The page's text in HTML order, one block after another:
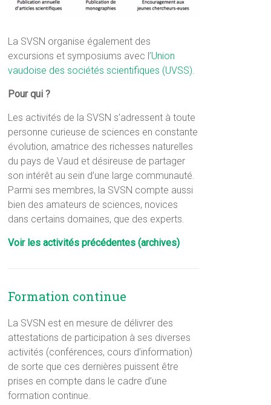
La SVSN organise également des
excursions et symposiums avec l’Union
vaudoise des sociétés scientifiques (UVSS).
Pour qui ?
Les activités de la SVSN s’adressent à toute
personne curieuse de sciences en constante
évolution, amatrice des richesses naturelles
du pays de Vaud et désireuse de partager
son intérêt au sein d’une large communauté.
Parmi ses membres, la SVSN compte aussi
bien des amateurs de sciences, novices
dans certains domaines, que des experts.
Voir les activités précédentes (archives)
Formation continue
La SVSN est en mesure de délivrer des
attestations de participation à ses diverses
activités (conférences, cours d’information)
de sorte que ces dernières puissent être
prises en compte dans le cadre d’une
formation continue.